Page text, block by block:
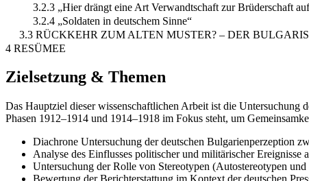
3.2.3 „Hier drängt eine Art Verwandtschaft zur Brüderschaft
3.2.4 „Soldaten in deutschem Sinne“
3.3 RÜCKKEHR ZUM ALTEN MUSTER? – DER
4 RESÜMEE
Zielsetzung & Themen
Das Hauptziel dieser wissenschaftlichen Arbeit ist die Untersuchung
Phasen 1912–1914 und 1914–1918 im Fokus steht, um
Diachrone Untersuchung der deutschen Bulgarienperzeption
Analyse des Einflusses politischer und militärischer Ereignisse
Untersuchung der Rolle von Stereotypen (Autostereotypen und